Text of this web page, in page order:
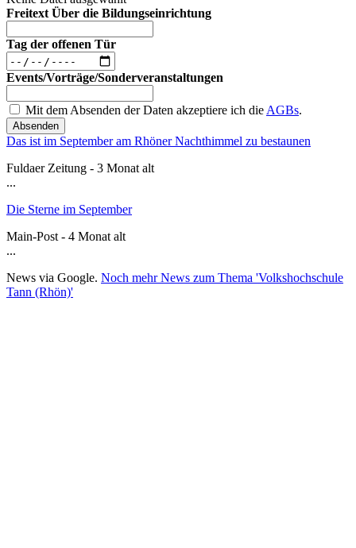
Freitext Über die Bildungseinrichtung
Tag der offenen Tür
Events/Vorträge/Sonderveranstaltungen
Mit dem Absenden der Daten akzeptiere ich dieAGBs.
Absenden
Das ist im September am Rhöner Nachthimmel zu bestaunen
Fuldaer Zeitung - 3 Monat alt
...
Die Sterne im September
Main-Post - 4 Monat alt
...
News via Google. Noch mehr News zum Thema 'Volkshochschule
Tann (Rhön)'